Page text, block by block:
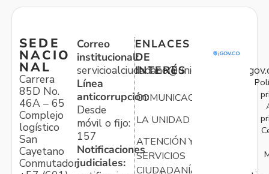
SEDE
NACIO
NAL
Carrera
85D No.
46A – 65
Complejo
logístico
San
Cayetano
Conmutador:
Correo
institucional:
Línea
anticorrupción:
Desde
móvil o fijo:
157
Notificaciones
judiciales:
ENLACES
DE
INTERÉS
COMUNICACIONES
LA UNIDAD
ATENCIÓN Y
SERVICIOS
CIUDADANÍA